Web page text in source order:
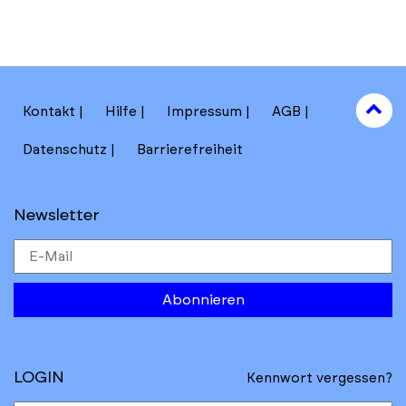
Kontakt Hilfe Impressum AGB
Datenschutz Barrierefreiheit
Newsletter
Abonnieren
to
top
LOGIN Kennwort vergessen?